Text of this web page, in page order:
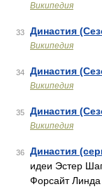
Википедия
33 Династия
Википедия
34 Династия
Википедия
35 Династия
Википедия
36 Династия
идеи Эстер
Форсайт